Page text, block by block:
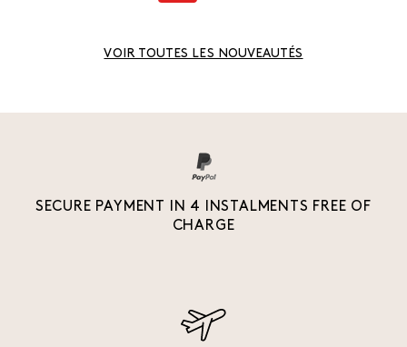
VOIR TOUTES LES NOUVEAUTÉS
SECURE PAYMENT IN 4 INSTALMENTS FREE OF
CHARGE